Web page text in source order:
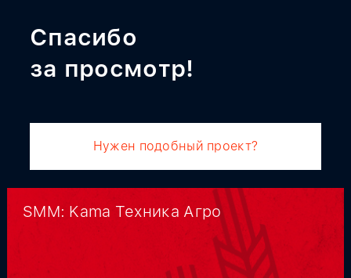
Спасибо
за просмотр!
Нужен подобный проект?
SMM: Kama Техника Агро